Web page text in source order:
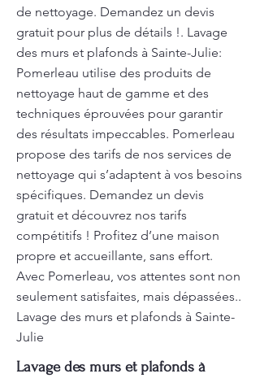
de nettoyage. Demandez un devis
gratuit pour plus de détails !. Lavage
des murs et plafonds à Sainte-Julie:
Pomerleau utilise des produits de
nettoyage haut de gamme et des
techniques éprouvées pour garantir
des résultats impeccables. Pomerleau
propose des tarifs de nos services de
nettoyage qui s’adaptent à vos besoins
spécifiques. Demandez un devis
gratuit et découvrez nos tarifs
compétitifs ! Profitez d’une maison
propre et accueillante, sans effort.
Avec Pomerleau, vos attentes sont non
seulement satisfaites, mais dépassées..
Lavage des murs et plafonds à Sainte-
Julie
Lavage des murs et plafonds à